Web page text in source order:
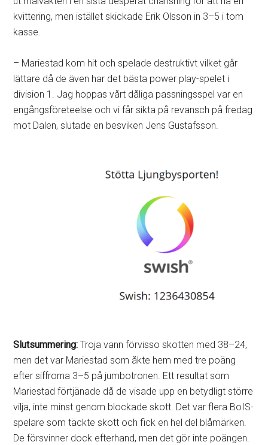
kvittering, men istället skickade Erik Olsson in 3–5 i tom
kasse.
– Mariestad kom hit och spelade destruktivt vilket går
lättare då de även har det bästa power play-spelet i
division 1. Jag hoppas vårt dåliga passningsspel var en
engångsföreteelse och vi får sikta på revansch på fredag
mot Dalen, slutade en besviken Jens Gustafsson.
Slutsummering: Troja vann förvisso skotten med 38–24,
men det var Mariestad som åkte hem med tre poäng
efter siffrorna 3–5 på jumbotronen. Ett resultat som
Mariestad förtjänade då de visade upp en betydligt större
vilja, inte minst genom blockade skott. Det var flera BoIS-
spelare som täckte skott och fick en hel del blåmärken.
De försvinner dock efterhand, men det gör inte poängen.